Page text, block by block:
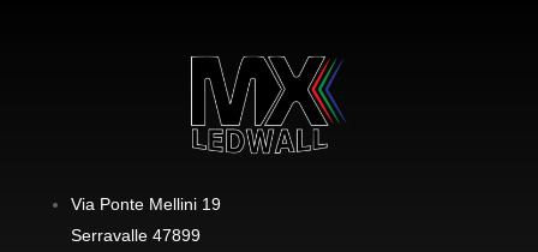
Via Ponte Mellini 19
Serravalle 47899